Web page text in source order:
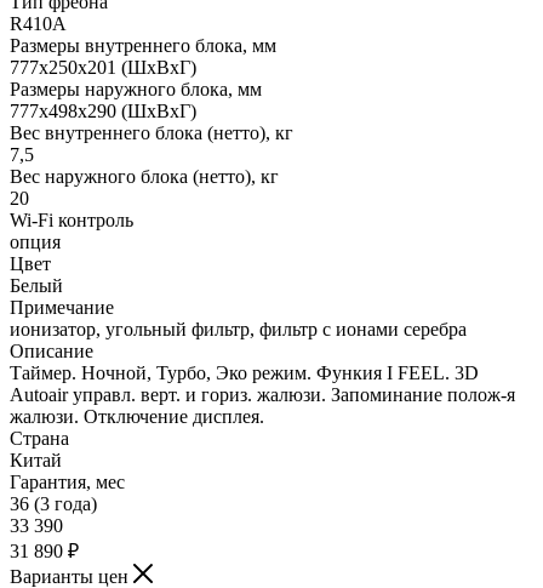
R410A
Размеры внутреннего блока, мм
777х250х201 (ШхВхГ)
Размеры наружного блока, мм
777x498x290 (ШхВхГ)
Вес внутреннего блока (нетто), кг
7,5
Вес наружного блока (нетто), кг
20
Wi-Fi контроль
опция
Цвет
Белый
Примечание
ионизатор, угольный фильтр, фильтр с ионами серебра
Описание
Таймер. Ночной, Турбо, Эко режим. Функия I FEEL. 3D
Autoair управл. верт. и гориз. жалюзи. Запоминание полож-я
жалюзи. Отключение дисплея.
Страна
Китай
Гарантия, мес
36 (3 года)
33 390
31 890 ₽
Варианты цен